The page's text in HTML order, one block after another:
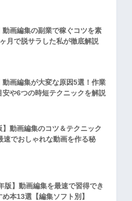
動画編集の副業で稼ぐコツを素
月で脱サラした私が徹底解説
動画編集が大変な原因5選！作業
安や6つの時短テクニックを解説
】動画編集のコツ＆テクニック
速でおしゃれな動画を作る秘
版】動画編集を最速で習得でき
め本13選【編集ソフト別】